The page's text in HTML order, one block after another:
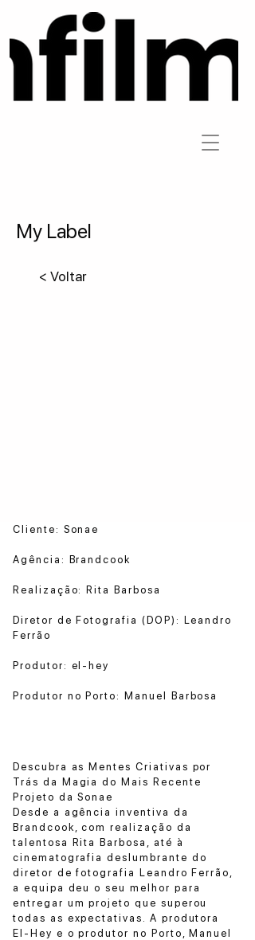
My Label
< Voltar
Cliente: Sonae
Agência: Brandcook
Realização: Rita Barbosa
Diretor de Fotografia (DOP): Leandro
Ferrão
Produtor: el-hey
Produtor no Porto: Manuel Barbosa
Descubra as Mentes Criativas por
Trás da Magia do Mais Recente
Projeto da Sonae
Desde a agência inventiva da
Brandcook, com realização da
talentosa Rita Barbosa, até à
cinematografia deslumbrante do
diretor de fotografia Leandro Ferrão,
a equipa deu o seu melhor para
entregar um projeto que superou
todas as expectativas. A produtora
El-Hey e o produtor no Porto, Manuel